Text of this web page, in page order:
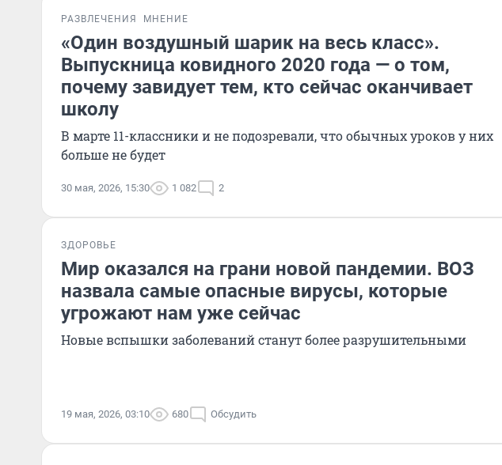
РАЗВЛЕЧЕНИЯ МНЕНИЕ
«Один воздушный шарик на весь класс».
Выпускница ковидного 2020 года — о том,
почему завидует тем, кто сейчас оканчивает
школу
В марте 11-классники и не подозревали, что обычных уроков у них
больше не будет
30 мая, 2026, 15:30 1 082 2
ЗДОРОВЬЕ
Мир оказался на грани новой пандемии. ВОЗ
назвала самые опасные вирусы, которые
угрожают нам уже сейчас
Новые вспышки заболеваний станут более разрушительными
19 мая, 2026, 03:10 680 Обсудить